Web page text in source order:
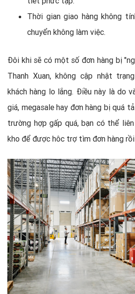
Thời gian giao hàng không
chuyển không làm việc.
Đôi khi sẽ có một số đơn hàng bị
Thanh Xuan, không cập nhật
khách hàng lo lắng. Điều này là do
giá, megasale hay đơn hàng bị quá
trường hợp gấp quá, bạn có thể
kho để được hôc trợ tìm đơn hàng rồi